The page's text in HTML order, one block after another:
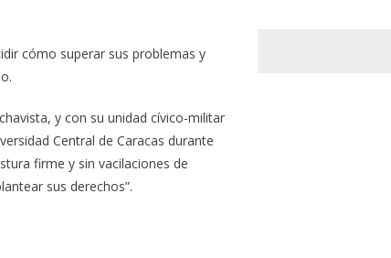
cómo superar sus problemas y
y con su unidad cívico-militar
Central de Caracas durante
firme y sin vacilaciones de
sus derechos”.